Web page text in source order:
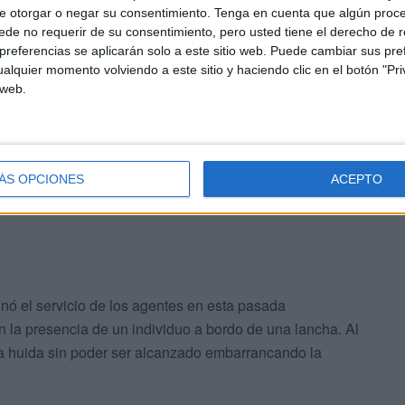
otorgar o negar su consentimiento. Tenga en cuenta que algún
no requerir de su consentimiento, pero usted tiene el derecho de
se aplicarán solo a este sitio web. Puede cambiar sus
momento volviendo a este sitio y haciendo clic en el botón
OPCIONES ACEPTO
del viernes la Guardia Civil interceptaba atres
en un kayak
detectaron la salida, una más de tantas que se
medio de transporte para alcanzar Algeciras
varias desgracias.
el servicio de los agentes en esta pasada
la presencia de un individuo a bordo de una lancha. Al
sin poder ser alcanzado embarrancando la